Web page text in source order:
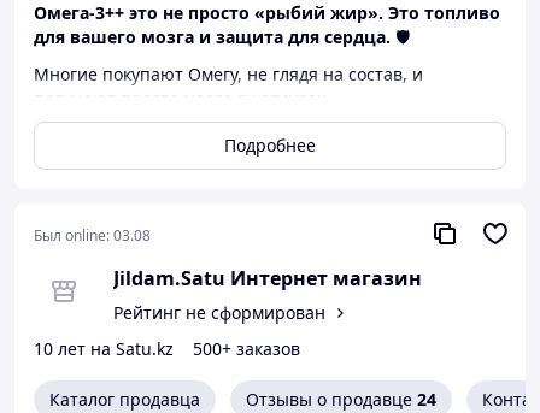
Омега-3++ это не просто «рыбий жир». Это топливо
для вашего мозга и защита для сердца. 🛡️
​Многие покупают Омегу, не глядя на состав, и
В Multipro Omega-3 ++ всё иначе. Давайте разберем
«по полочкам»:
и 240 мг DHA. Это именно те жирные кислоты, которые
снимают воспаления и улучшают когнитивные
✅ Фосфатидилхолин: Фосфатидилхолин проникает к
нервным окончаниям головного мозга и стимулирует
их. Он помогает в решении таких проблем, как
«туман в голове».
Подробнее
Был online:03.08
Jildam.Satu Интернет магазин
Рейтинг не сформирован
10 лет на Satu.kz
500+ заказов
Каталог продавца Отзывы о продавце 24